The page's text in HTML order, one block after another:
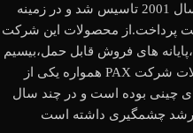
شناخته می شود.شرکت PAX در سال 2001 تاسیس شد و در زمینه
پرداخت.از محصولات این شرکت
های فروش قابل حمل،بیسیم
و غیر تماسی اشاره نمود. محصولات شرکت PAX همواره یکی از
چینی بوده است و در چند سال
رشد چشمگیری داشته است